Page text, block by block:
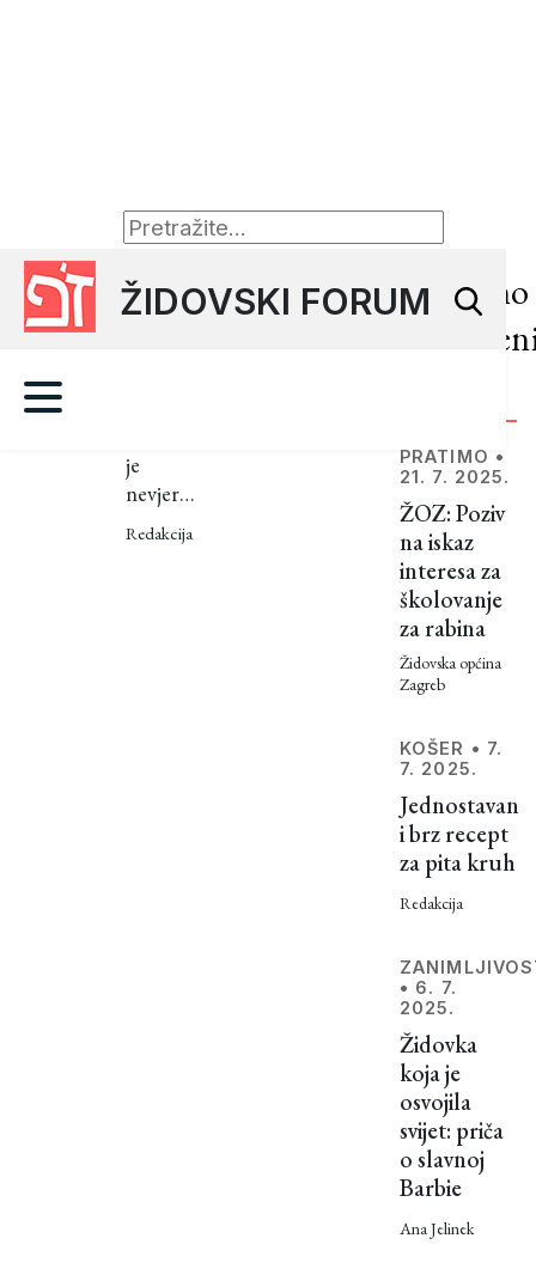
ŽIDOVSKI FORUM
ZANIMLJIVOSTI
2024.
neistina
o
Židovima:
je
nevjerojatno
koliko se
mitova,
Redakcija
Nedavno
PRATIMO •
21. 7. 2025.
ŽOZ: Poziv
na iskaz
interesa za
školovanje
za rabina
Židovska općina
Zagreb
KOŠER • 7.
7. 2025.
Jednostavan
i brz recept
za pita kruh
Redakcija
• 6. 7.
2025.
Židovka
koja je
osvojila
svijet: priča
o slavnoj
Barbie
Ana Jelinek